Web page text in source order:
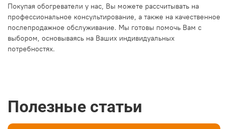
Покупая обогреватели у нас, Вы можете рассчитывать на
профессиональное консультирование, а также на качественное
послепродажное обслуживание. Мы готовы помочь Вам с
выбором, основываясь на Ваших индивидуальных
потребностях.
Полезные статьи